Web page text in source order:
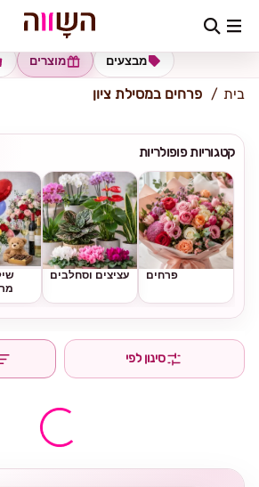
כתובת למשלוח הזינו כתובת
מוצרים מבצעים
בית פרחים במסילת ציון
קטגוריות פופולריות
פרחים עציצים וסחלבים
סינון לפי